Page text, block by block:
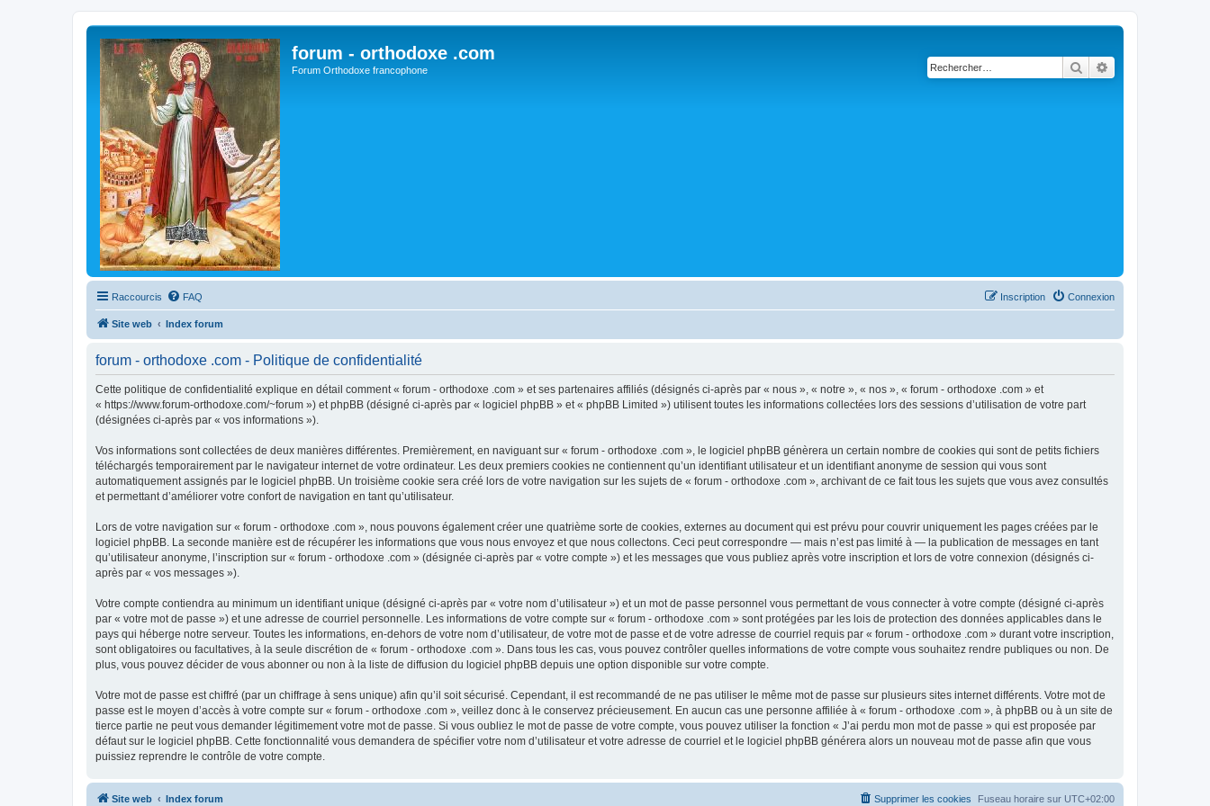
forum - orthodoxe .com
Forum Orthodoxe francophone Rechercher
Raccourcis FAQ Connexion
Inscription
Site web Index forum
forum - orthodoxe .com - Politique de confidentialité
Cette politique de confidentialité explique en détail comment « forum - orthodoxe .com » et ses partenaires affiliés (désignés ci-après par « nous », « notre », « nos », « forum - orthodoxe .com » et
« https://www.forum-orthodoxe.com/~forum ») et phpBB (désigné ci-après par « logiciel phpBB » et « phpBB Limited ») utilisent toutes les informations collectées lors des sessions d’utilisation de votre part
(désignées ci-après par « vos informations »).
Vos informations sont collectées de deux manières différentes. Premièrement, en naviguant sur « forum - orthodoxe .com », le logiciel phpBB génèrera un certain nombre de cookies qui sont de petits fichiers
téléchargés temporairement par le navigateur internet de votre ordinateur. Les deux premiers cookies ne contiennent qu’un identifiant utilisateur et un identifiant anonyme de session qui vous sont
automatiquement assignés par le logiciel phpBB. Un troisième cookie sera créé lors de votre navigation sur les sujets de « forum - orthodoxe .com », archivant de ce fait tous les sujets que vous avez consultés
et permettant d’améliorer votre confort de navigation en tant qu’utilisateur.
Lors de votre navigation sur « forum - orthodoxe .com », nous pouvons également créer une quatrième sorte de cookies, externes au document qui est prévu pour couvrir uniquement les pages créées par le
logiciel phpBB. La seconde manière est de récupérer les informations que vous nous envoyez et que nous collectons. Ceci peut correspondre — mais n’est pas limité à — la publication de messages en tant
qu’utilisateur anonyme, l’inscription sur « forum - orthodoxe .com » (désignée ci-après par « votre compte ») et les messages que vous publiez après votre inscription et lors de votre connexion (désignés ci-
après par « vos messages »).
Votre compte contiendra au minimum un identifiant unique (désigné ci-après par « votre nom d’utilisateur ») et un mot de passe personnel vous permettant de vous connecter à votre compte (désigné ci-après
par « votre mot de passe ») et une adresse de courriel personnelle. Les informations de votre compte sur « forum - orthodoxe .com » sont protégées par les lois de protection des données applicables dans le
pays qui héberge notre serveur. Toutes les informations, en-dehors de votre nom d’utilisateur, de votre mot de passe et de votre adresse de courriel requis par « forum - orthodoxe .com » durant votre inscription,
sont obligatoires ou facultatives, à la seule discrétion de « forum - orthodoxe .com ». Dans tous les cas, vous pouvez contrôler quelles informations de votre compte vous souhaitez rendre publiques ou non. De
plus, vous pouvez décider de vous abonner ou non à la liste de diffusion du logiciel phpBB depuis une option disponible sur votre compte.
Votre mot de passe est chiffré (par un chiffrage à sens unique) afin qu’il soit sécurisé. Cependant, il est recommandé de ne pas utiliser le même mot de passe sur plusieurs sites internet différents. Votre mot de
passe est le moyen d’accès à votre compte sur « forum - orthodoxe .com », veillez donc à le conservez précieusement. En aucun cas une personne affiliée à « forum - orthodoxe .com », à phpBB ou à un site de
tierce partie ne peut vous demander légitimement votre mot de passe. Si vous oubliez le mot de passe de votre compte, vous pouvez utiliser la fonction « J’ai perdu mon mot de passe » qui est proposée par
défaut sur le logiciel phpBB. Cette fonctionnalité vous demandera de spécifier votre nom d’utilisateur et votre adresse de courriel et le logiciel phpBB générera alors un nouveau mot de passe afin que vous
puissiez reprendre le contrôle de votre compte.
Site web Index forum Fuseau horaire sur UTC+02:00
Supprimer les cookies